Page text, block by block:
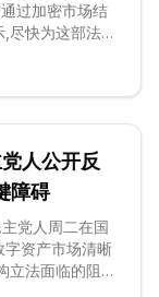
过加密市场结
尽快为这部法案
磨这份文本,并
7月第四周被排
事日程与繁忙立
州的Chris
人公开反
障碍
党人周二在国
字资产市场清晰
立法面临的阻力